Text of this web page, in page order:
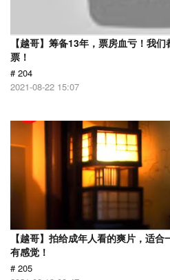
【越哥】筹备13年，票房血亏！我
票！
# 204
2021-08-22 15:07
【越哥】拍给成年人看的爽片，适
有感觉！
# 205